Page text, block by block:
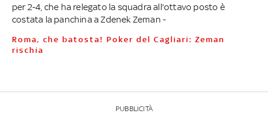
per 2-4, che ha relegato la squadra all'ottavo posto è
costata la panchina a Zdenek Zeman -
Roma, che batosta! Poker del Cagliari: Zeman
rischia
PUBBLICITÀ